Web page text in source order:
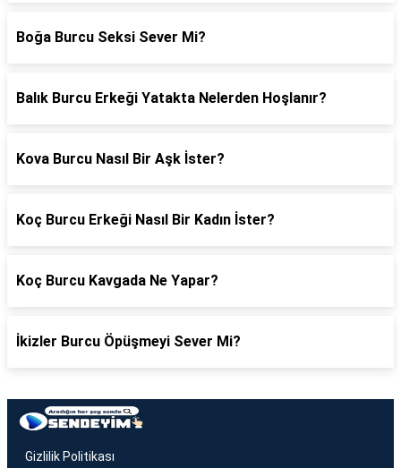
Boğa Burcu Seksi Sever Mi?
Balık Burcu Erkeği Yatakta Nelerden Hoşlanır?
Kova Burcu Nasıl Bir Aşk İster?
Koç Burcu Erkeği Nasıl Bir Kadın İster?
Koç Burcu Kavgada Ne Yapar?
İkizler Burcu Öpüşmeyi Sever Mi?
Gizlilik Politikası